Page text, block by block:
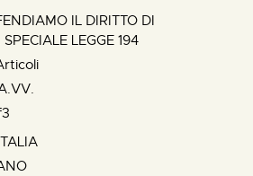
IL DIRITTO DI
LEGGE 194